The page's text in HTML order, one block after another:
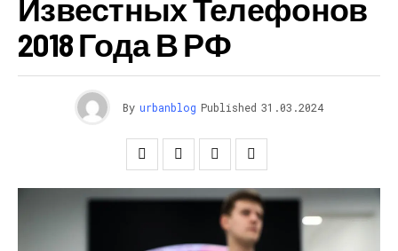
Известных Телефонов
2018 Года В РФ
By urbanblog Published 31.03.2024